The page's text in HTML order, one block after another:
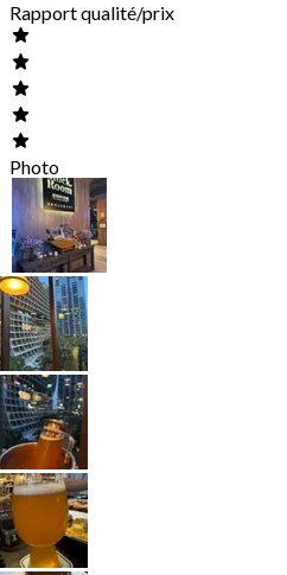
Rapport qualité/prix
Photo